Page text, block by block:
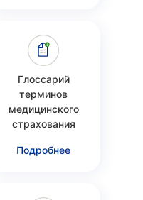
Глоссарий
терминов
медицинского
страхования
Подробнее